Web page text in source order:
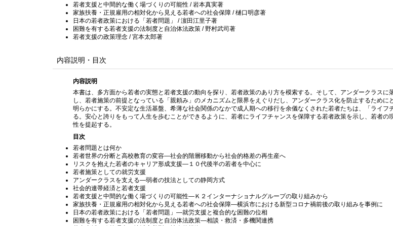
若者支援と中間的な働く場づくりの可能性 / 岩本真実著
家族扶養・正規雇用の相対化から見える若者への社会保障 / 樋口明彦著
日本の若者政策における「若者問題」 / 濵田江里子著
困難を有する若者支援の法制度と自治体法政策 / 野村武司著
若者支援の政策理念 / 宮本太郎著
内容説明・目次
内容説明
本書は、多方面から若者の実態と若者支援の動向を探り、若者政策のあり方を模索する。そして、アンダークラスに
し、若者施策の前提となっている「親頼み」のメカニズムと限界をえぐりだし、アンダークラス化を防止するために
明らかにする。不安定な生活基盤、希薄な社会関係のなかで成人期への移行を余儀なくされた若者たちは、「ライフ
る。安心と誇りをもって人生を歩むことができるように、若者にライフチャンスを保障する若者政策を示し、若者の
性を提起する。
目次
若者問題とは何か
若者世界の分断と高校教育の変容—社会的階層移動から社会的格差の再生産へ
リスクを抱えた若者のキャリア形成支援—１０代後半の若者を中心に
若者施策としての就労支援
アンダークラスを支える—弱者の技法としての静岡方式
社会的連帯経済と若者支援
若者支援と中間的な働く場づくりの可能性—Ｋ２インターナショナルグループの取り組みから
家族扶養・正規雇用の相対化から見える若者への社会保障—横浜市における新型コロナ禍前後の取り組みを事例に
日本の若者政策における「若者問題」—就労支援と複合的な困難の位相
困難を有する若者支援の法制度と自治体法政策—相談・救済・多機関連携